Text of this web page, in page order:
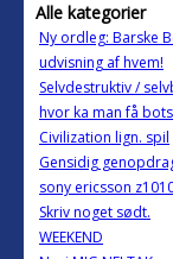
Alle kategorier
Ny ordleg: Barske
udvisning af hvem!
Selvdestruktiv /
hvor ka man få
Civilization lign. spil
Gensidig
sony ericsson
Skriv noget sødt.
WEEKEND